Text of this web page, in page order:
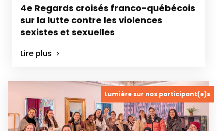
4e Regards croisés franco-québécois
sur la lutte contre les violences
sexistes et sexuelles
Lire plus
Lumière sur nos participant(e)s